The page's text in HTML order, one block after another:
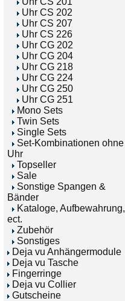
Uhr CS 202
Uhr CS 207
Uhr CS 226
Uhr CG 202
Uhr CG 204
Uhr CG 218
Uhr CG 224
Uhr CG 250
Uhr CG 251
Mono Sets
Twin Sets
Single Sets
Set-Kombinationen ohne
Uhr
Topseller
Sale
Sonstige Spangen &
Bänder
Kataloge, Aufbewahrung,
ect.
Zubehör
Sonstiges
Deja vu Anhängermodule
Deja vu Tasche
Fingerringe
Deja vu Collier
Gutscheine